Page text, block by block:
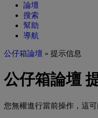
論壇
搜索
幫助
導航
公仔箱論壇 » 提示信息
公仔箱論壇
您無權進行當前操作，這